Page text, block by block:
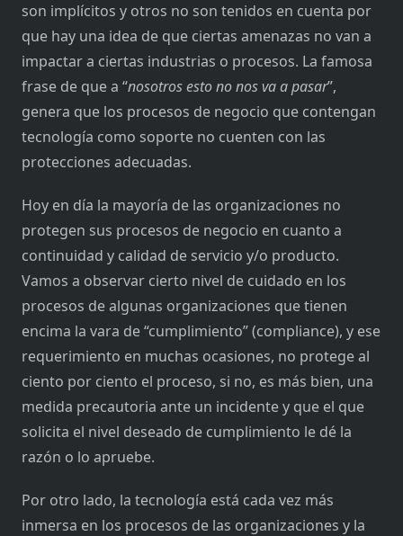
son implícitos y otros no son tenidos en cuenta por
que hay una idea de que ciertas amenazas no van a
impactar a ciertas industrias o procesos. La famosa
frase de que a “nosotros esto no nos va a pasar”,
genera que los procesos de negocio que contengan
tecnología como soporte no cuenten con las
protecciones adecuadas.
Hoy en día la mayoría de las organizaciones no
protegen sus procesos de negocio en cuanto a
continuidad y calidad de servicio y/o producto.
Vamos a observar cierto nivel de cuidado en los
procesos de algunas organizaciones que tienen
encima la vara de “cumplimiento” (compliance), y ese
requerimiento en muchas ocasiones, no protege al
ciento por ciento el proceso, si no, es más bien, una
medida precautoria ante un incidente y que el que
solicita el nivel deseado de cumplimiento le dé la
razón o lo apruebe.
Por otro lado, la tecnología está cada vez más
inmersa en los procesos de las organizaciones y la